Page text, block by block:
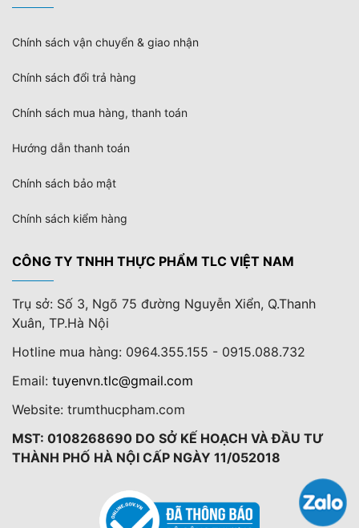
Chính sách vận chuyển & giao nhận
Chính sách đổi trả hàng
Chính sách mua hàng, thanh toán
Hướng dẫn thanh toán
Chính sách bảo mật
Chính sách kiểm hàng
CÔNG TY TNHH THỰC PHẨM TLC VIỆT NAM
Trụ sở: Số 3, Ngõ 75 đường Nguyễn Xiển, Q.Thanh
Xuân, TP.Hà Nội
Hotline mua hàng: 0964.355.155 - 0915.088.732
Email: tuyenvn.tlc@gmail.com
Website: trumthucpham.com
MST: 0108268690 DO SỞ KẾ HOẠCH VÀ ĐẦU TƯ
THÀNH PHỐ HÀ NỘI CẤP NGÀY 11/052018